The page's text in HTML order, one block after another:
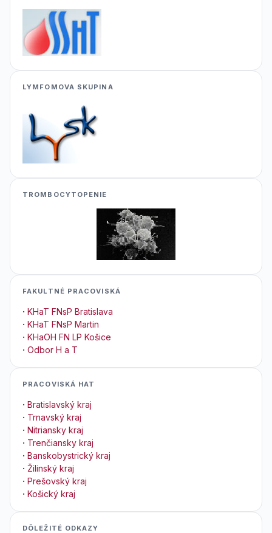
LYMFOMOVA SKUPINA
TROMBOCYTOPENIE
FAKULTNÉ PRACOVISKÁ
· KHaT FNsP Bratislava
· KHaT FNsP Martin
· KHaOH FN LP Košice
· Odbor H a T
PRACOVISKÁ HAT
· Bratislavský kraj
· Trnavský kraj
· Nitriansky kraj
· Trenčiansky kraj
· Banskobystrický kraj
· Žilinský kraj
· Prešovský kraj
· Košický kraj
DÔLEŽITÉ ODKAZY